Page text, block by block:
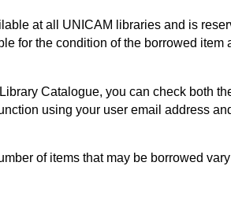
at all UNICAM libraries and is
for the condition of the borrowed item
Catalogue, you can check both
using your user email address
of items that may be borrowed